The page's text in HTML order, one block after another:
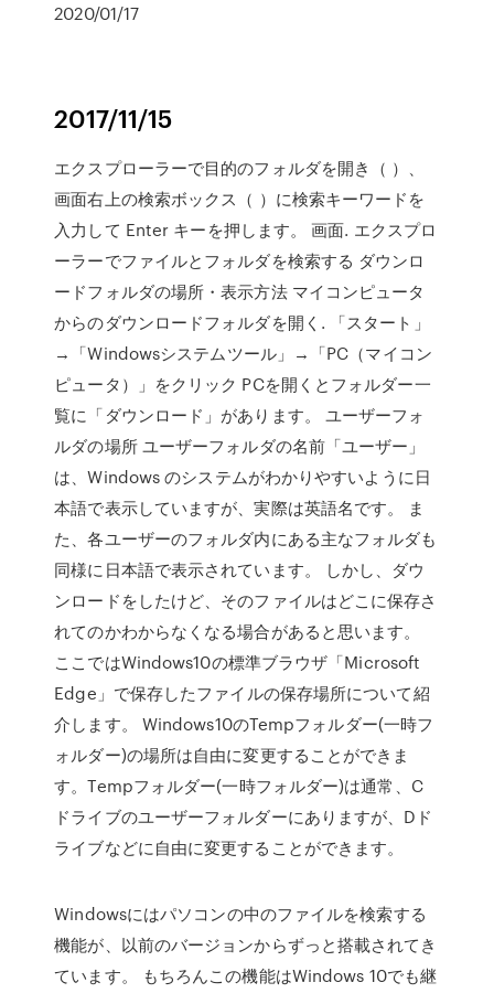
2020/01/17
2017/11/15
エクスプローラーで目的のフォルダを開き（ ）、
画面右上の検索ボックス（ ）に検索キーワードを
入力して Enter キーを押します。 画面. エクスプロ
ーラーでファイルとフォルダを検索する ダウンロ
ードフォルダの場所・表示方法 マイコンピュータ
からのダウンロードフォルダを開く. 「スタート」
→「Windowsシステムツール」→「PC（マイコン
ピュータ）」をクリック PCを開くとフォルダー一
覧に「ダウンロード」があります。 ユーザーフォ
ルダの場所 ユーザーフォルダの名前「ユーザー」
は、Windows のシステムがわかりやすいように日
本語で表示していますが、実際は英語名です。 ま
た、各ユーザーのフォルダ内にある主なフォルダも
同様に日本語で表示されています。 しかし、ダウ
ンロードをしたけど、そのファイルはどこに保存さ
れてのかわからなくなる場合があると思います。
ここではWindows10の標準ブラウザ「Microsoft
Edge」で保存したファイルの保存場所について紹
介します。 Windows10のTempフォルダー(一時フ
ォルダー)の場所は自由に変更することができま
す。Tempフォルダー(一時フォルダー)は通常、C
ドライブのユーザーフォルダーにありますが、Dド
ライブなどに自由に変更することができます。
Windowsにはパソコンの中のファイルを検索する
機能が、以前のバージョンからずっと搭載されてき
ています。 もちろんこの機能はWindows 10でも継